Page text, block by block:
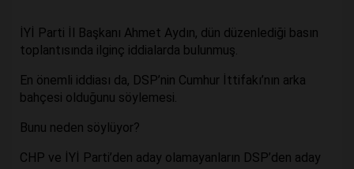
İYİ Parti İl Başkanı Ahmet Aydın, dün düzenlediği basın
toplantısında ilginç iddialarda bulunmuş.
En önemli iddiası da, DSP’nin Cumhur İttifakı’nın arka
bahçesi olduğunu söylemesi.
Bunu neden söylüyor?
CHP ve İYİ Parti’den aday olamayanların DSP’den aday